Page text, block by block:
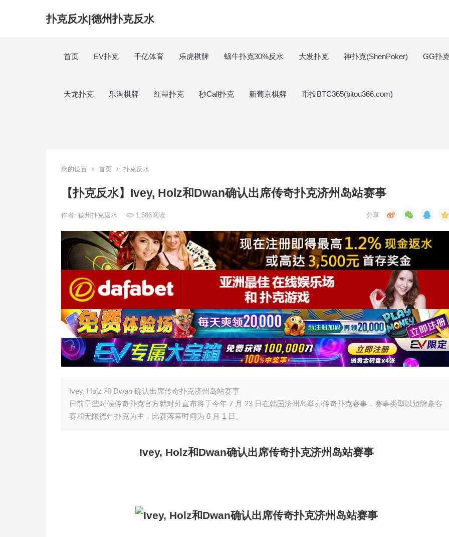
扑克反水|德州扑克反水
首页 EV扑克 千亿体育 乐虎棋牌 蜗牛扑克30%反水 大发扑克 神扑克(ShenPoker) GG扑
天龙扑克 乐淘棋牌 红星扑克 秒Call扑克 新葡京棋牌 币投BTC365(bitou366.com)
您的位置 首页 扑克反水
【扑克反水】Ivey, Holz和Dwan确认出席传奇扑克济州岛站赛事
作者: 德州扑克返水 1,586阅读
Ivey, Holz 和 Dwan 确认出席传奇扑克济州岛站赛事
日前早些时候传奇扑克官方就对外宣布将于今年 7 月 23 日在韩国济州岛举办传奇扑克赛事，赛事类型以短牌豪客
赛和无限德州扑克为主，比赛落幕时间为 8 月 1 日。
Ivey, Holz和Dwan确认出席传奇扑克济州岛站赛事